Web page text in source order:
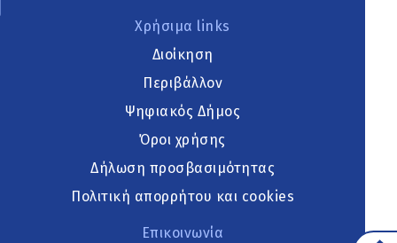
Χρήσιμα links
Διοίκηση
Περιβάλλον
Ψηφιακός Δήμος
Όροι χρήσης
Δήλωση προσβασιμότητας
Πολιτική απορρήτου και cookies
Επικοινωνία